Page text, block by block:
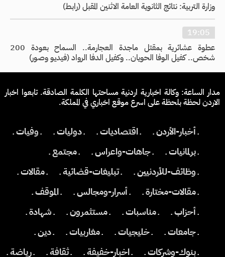
وزارة التربية: نتائج الثانوية العامة الاثنين المقبل (رابط)
19:05
عطوة عشائرية بمقتل ماجدة العجارمة.. السماح بعودة 200
شخص.. كفيل الوفا الحويان.. وكفيل الدفا الرواد (فيديو وصور)
مدار الساعة: وكالة اخبارية اردنية مساحتها الكلمة الصادقة. تابعوا اخبار
الاردن لحظة بلحظة على اسرع موقع اخباري في المملكة.
ـ أخبار-الأردن ـ ـ اقتصاديات ـ ـ دوليات ـ
ـ وفيات ـ
ـ برلمانيات ـ
ـ جاهات-واعراس ـ
ـ مجتمع ـ
ـ وظائف-للأردنيين ـ
ـ تبليغات-قضائية ـ
ـ مقالات ـ
ـ مقالات-مختارة ـ
ـ أسرار-ومجالس ـ
ـ الموقف ـ
ـ أحزاب ـ
ـ مناسبات ـ ـ مستثمرون ـ
ـ شهادة ـ
ـ جامعات ـ
ـ خليجيات ـ ـ مغاربيات ـ
ـ دين ـ
ـ بنوك-وشركات ـ
ـ اخبار-خفيفة ـ ـ ثقافة ـ ـ رياضة ـ